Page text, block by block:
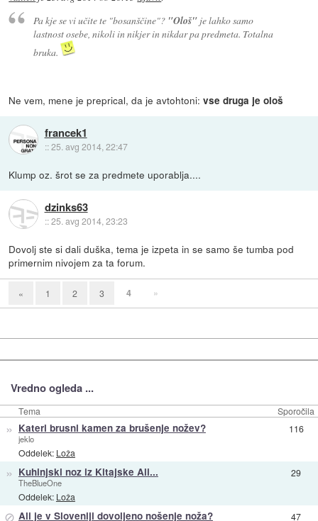
Pa kje se vi učite te "bosanščine"? "Ološ"je lahko samo
lastnost osebe, nikoli in nikjer in nikdar pa predmeta. Totalna
bruka.
Ne vem, mene je preprical, da je avtohtoni:vse druga je ološ
francek1
::25. avg 2014, 22:47
Klump oz. šrot se za predmete uporablja....
dzinks63
::25. avg 2014, 23:23
Dovolj ste si dali duška, tema je izpeta in se samo še tumba pod
primernim nivojem za ta forum.
« 1 2 3 4 »
Vredno ogleda ...
Tema Sporočila
» Kateri brusni kamen za brušenje nožev?
jeklo
Oddelek: Loža
116
» Kuhinjski noz iz Kitajske Ali...
TheBlueOne
Oddelek: Loža
29
⊘ Ali je v Sloveniji dovoljeno nošenje noža? 47